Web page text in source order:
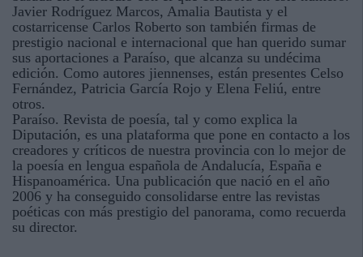
Javier Rodríguez Marcos, Amalia Bautista y el
costarricense Carlos Roberto son también firmas de
prestigio nacional e internacional que han querido sumar
sus aportaciones a Paraíso, que alcanza su undécima
edición. Como autores jiennenses, están presentes Celso
Fernández, Patricia García Rojo y Elena Feliú, entre
otros.
Paraíso. Revista de poesía, tal y como explica la
Diputación, es una plataforma que pone en contacto a los
creadores y críticos de nuestra provincia con lo mejor de
la poesía en lengua española de Andalucía, España e
Hispanoamérica. Una publicación que nació en el año
2006 y ha conseguido consolidarse entre las revistas
poéticas con más prestigio del panorama, como recuerda
su director.